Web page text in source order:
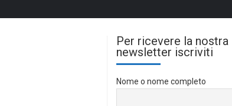
Per ricevere la nostra
newsletter iscriviti
Nome o nome completo